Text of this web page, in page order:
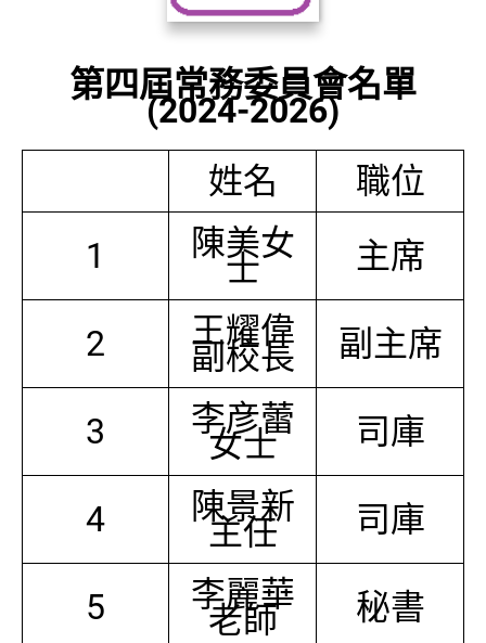
第四屆常務委員會名單
(2024-2026)
姓名
職位
1
陳美女
士 主席
2 王耀偉
副校長 副主席
3 李彦蕾
女士 司庫
4 陳景新
主任 司庫
5 李麗華
老師 秘書